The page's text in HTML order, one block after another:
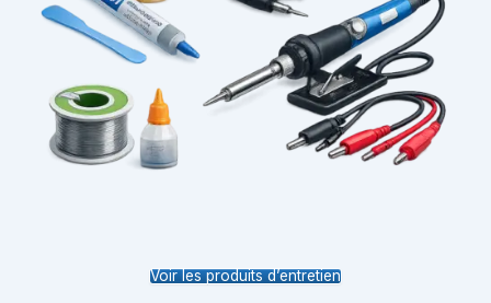
Voir les produits d’entretien